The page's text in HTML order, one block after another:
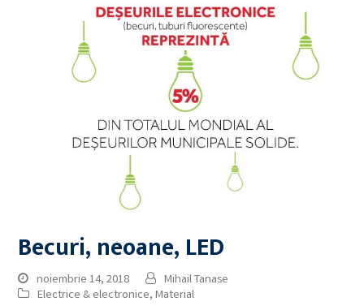
Becuri, neoane, LED
noiembrie 14, 2018
Mihail Tanase
Electrice & electronice,Material